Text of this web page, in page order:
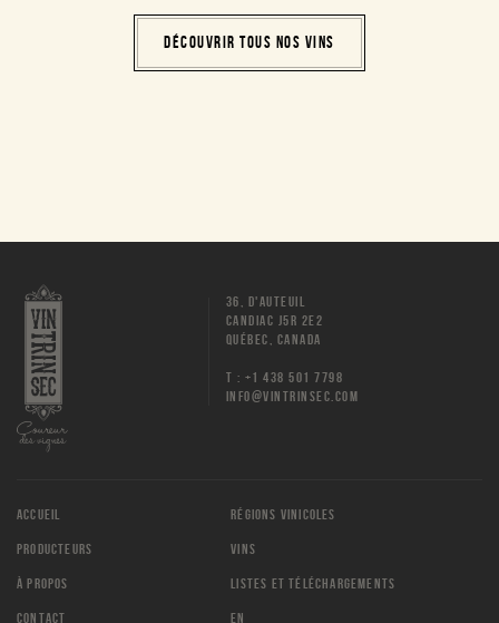
DÉCOUVRIR TOUS NOS VINS
36, D'AUTEUIL
CANDIAC J5R 2E2
QUÉBEC, CANADA
T : +1 438 501 7798
INFO@VINTRINSEC.COM
ACCUEIL RÉGIONS VINICOLES
PRODUCTEURS VINS
À PROPOS LISTES ET TÉLÉCHARGEMENTS
CONTACT EN